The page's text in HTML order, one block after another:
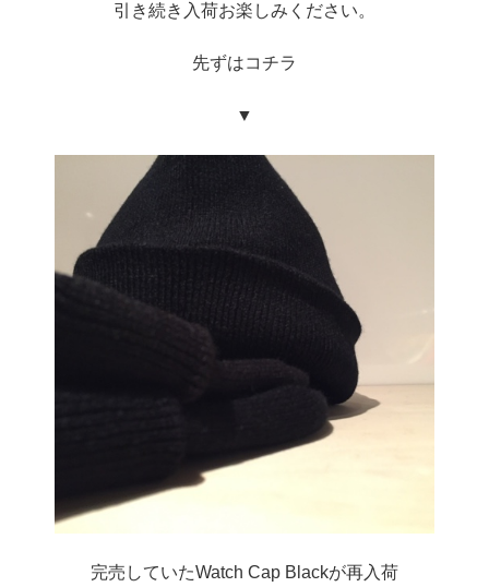
引き続き入荷お楽しみください。
先ずはコチラ
▼
完売していたWatch Cap Blackが再入荷